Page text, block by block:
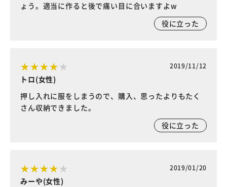
ょう。適当に作ると後で痛い目に合いますよw
役に立った
2019/11/12
トロ(女性)
押し入れに服をしまうので、購入、思ったよりもたく
さん収納できました。
役に立った
2019/01/20
みーや(女性)